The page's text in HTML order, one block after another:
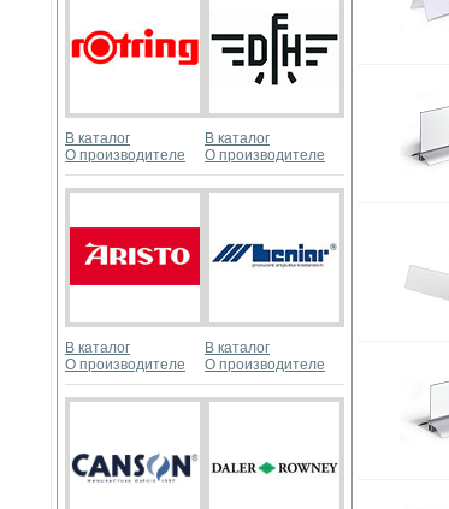
В каталог
О производителе
В каталог
О производителе
В каталог
О производителе
В каталог
О производителе